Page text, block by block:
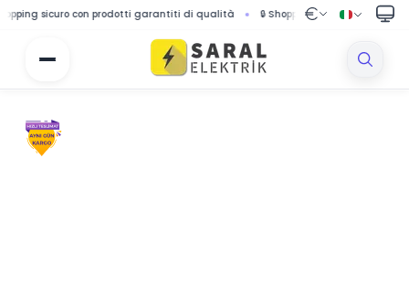
sicuro con prodotti garantiti di qualità 🔒 Shopping protetto con sistema di